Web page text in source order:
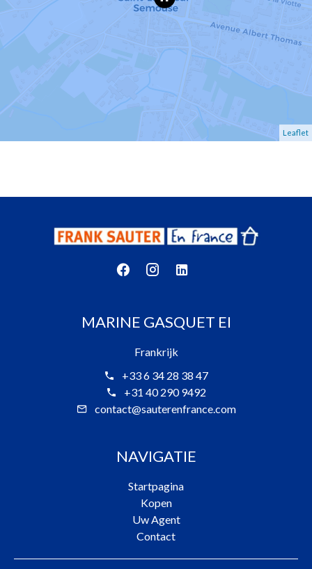
Leaflet
MARINE GASQUET EI
Frankrijk
+33 6 34 28 38 47
+31 40 290 9492
contact@sauterenfrance.com
NAVIGATIE
Startpagina
Kopen
Uw Agent
Contact